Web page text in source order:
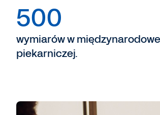
500
wymiarów w
piekarniczej.